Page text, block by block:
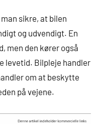
sikre, at bilen
og udvendigt. En
men den kører også
levetid. Bilpleje handler
om at beskytte
på vejene.